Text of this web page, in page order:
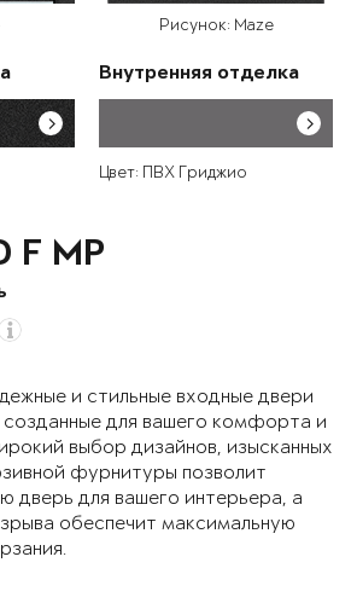
Рисунок: Maze
Внутренняя отделка
Цвет: ПВХ Гриджио
F MP
и стильные входные двери
для вашего комфорта и
выбор дизайнов, изысканных
фурнитуры позволит
дверь для вашего интерьера, а
обеспечит максимальную